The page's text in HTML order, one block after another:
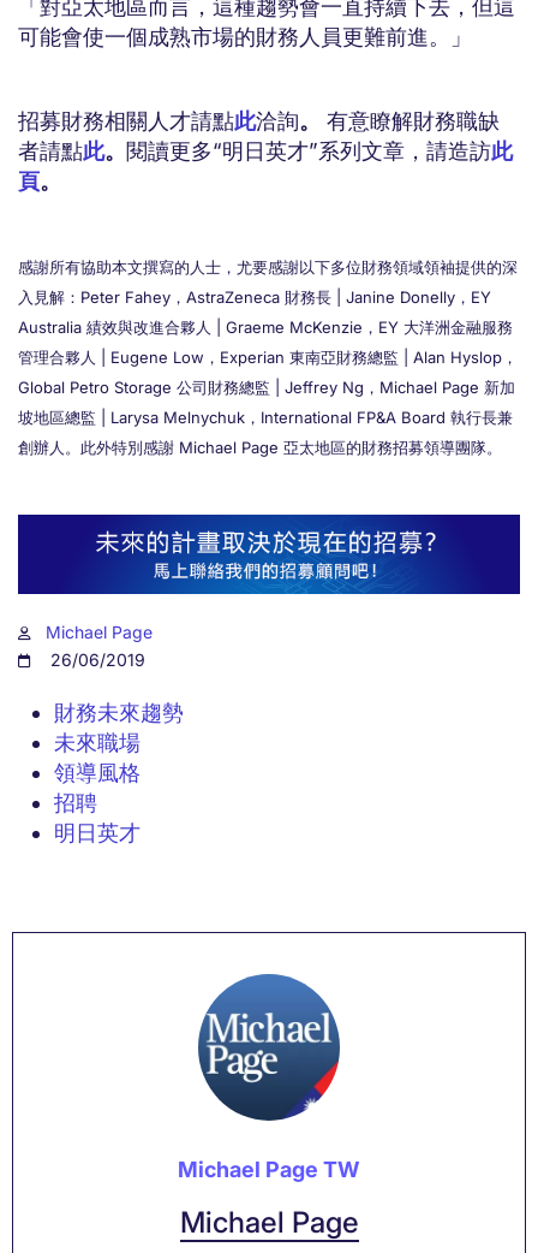
「對亞太地區而言，這種趨勢會一直持續下去，但這
可能會使一個成熟市場的財務人員更難前進。」
招募財務相關人才請點此洽詢。
有意瞭解財務職缺
者請點此。 閱讀更多“明日英才”系列文章，請造訪此
頁。
感謝所有協助本文撰寫的人士，尤要感謝以下多位財務領域領袖提供的深
入見解：Peter Fahey，AstraZeneca 財務長 | Janine Donelly，EY
Australia 績效與改進合夥人 | Graeme McKenzie，EY 大洋洲金融服務
管理合夥人 | Eugene Low，Experian 東南亞財務總監 | Alan Hyslop，
Global Petro Storage 公司財務總監 | Jeffrey Ng，Michael Page 新加
坡地區總監 | Larysa Melnychuk，International FP&A Board 執行長兼
創辦人。此外特別感謝 Michael Page 亞太地區的財務招募領導團隊。
Michael Page
26/06/2019
財務未來趨勢
未來職場
領導風格
招聘
明日英才
Michael Page TW
Michael Page